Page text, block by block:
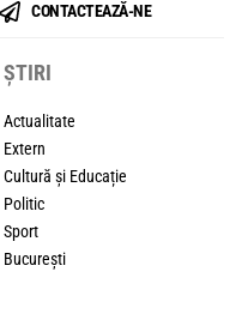
CONTACTEAZĂ-NE
ȘTIRI
Actualitate
Extern
Cultură și Educație
Politic
Sport
București